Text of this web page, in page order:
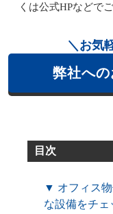
くは公式HPなどで
＼お気
弊社へ
目次
▼ オフィス
な設備をチェ